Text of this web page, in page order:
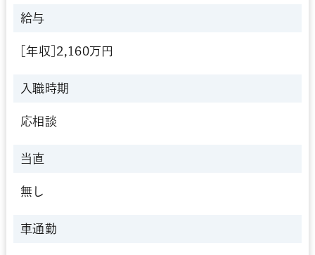
給与
[年収]2,160万円
入職時期
応相談
当直
無し
車通勤